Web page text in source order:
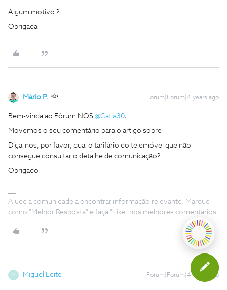
Algum motivo ?
Obrigada
Mário P. Forum|Forum|4 years ago
Bem-vinda ao Fórum NOS @Catia30,
Movemos o seu comentário para o artigo sobre
Diga-nos, por favor, qual o tarifário do telemóvel que não
consegue consultar o detalhe de comunicação?
Obrigado
Ajude a comunidade a encontrar informação relevante. Marque
como "Melhor Resposta" e faça "Like" nos melhores comentários.
M Miguel Leite Forum|Forum|4 years ago